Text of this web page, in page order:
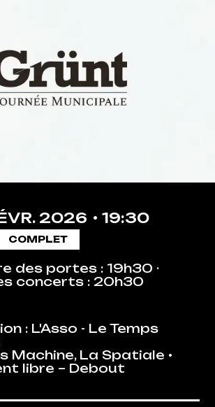
2026 19:30
COMPLET
des portes : 19h30 ·
concerts : 20h30
: L'Asso - Le Temps
Machine, La Spatiale •
libre – Debout